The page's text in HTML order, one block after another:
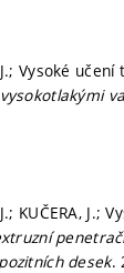
J.; Vysoké
KUČERA, J.;
desek.